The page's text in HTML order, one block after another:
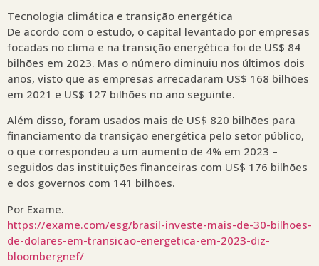
Tecnologia climática e transição energética
De acordo com o estudo, o capital levantado por empresas
focadas no clima e na transição energética foi de US$ 84
bilhões em 2023. Mas o número diminuiu nos últimos dois
anos, visto que as empresas arrecadaram US$ 168 bilhões
em 2021 e US$ 127 bilhões no ano seguinte.
Além disso, foram usados mais de US$ 820 bilhões para
financiamento da transição energética pelo setor público,
o que correspondeu a um aumento de 4% em 2023 –
seguidos das instituições financeiras com US$ 176 bilhões
e dos governos com 141 bilhões.
Por Exame.
https://exame.com/esg/brasil-investe-mais-de-30-bilhoes-
de-dolares-em-transicao-energetica-em-2023-diz-
bloombergnef/